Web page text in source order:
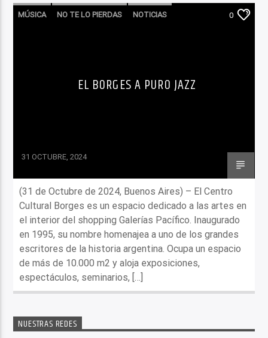
MÚSICA NO TE LO PIERDAS NOTICIAS 0
EL BORGES A PURO JAZZ
31 OCTUBRE, 2024
(31 de Octubre de 2024, Buenos Aires) – El Centro
Cultural Borges es un espacio dedicado a las artes en
el interior del shopping Galerías Pacífico. Inaugurado
en 1995, su nombre homenajea a uno de los grandes
escritores de la historia argentina. Ocupa un espacio
de más de 10.000 m2 y aloja exposiciones,
espectáculos, seminarios, […]
NUESTRAS REDES